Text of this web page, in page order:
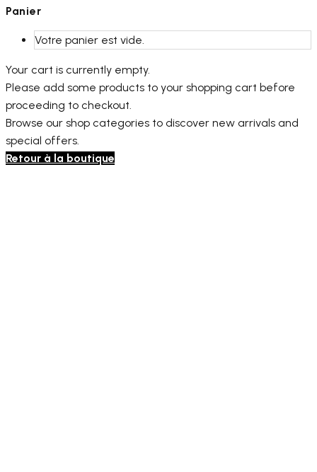
Panier
Votre panier est vide.
Your cart is currently empty.
Please add some products to your shopping cart before
proceeding to checkout.
Browse our shop categories to discover new arrivals and
special offers.
Retour à la boutique